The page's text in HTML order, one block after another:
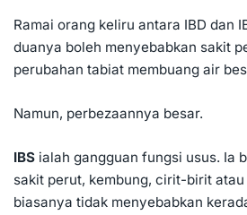
Ramai orang keliru antara IBD dan
duanya boleh menyebabkan sakit
perubahan tabiat membuang air
Namun, perbezaannya besar.
IBS ialah gangguan fungsi usus. Ia
sakit perut, kembung, cirit-birit
biasanya tidak menyebabkan